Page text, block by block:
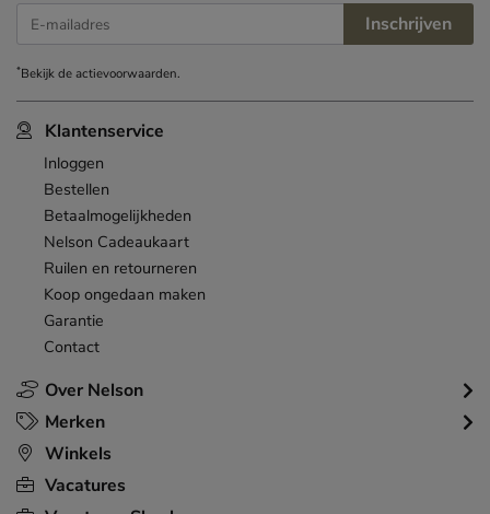
Over Nelson
Klantenservice
Inloggen
Bestellen
Betaalmogelijkheden
Nelson Cadeaukaart
Ruilen en retourneren
Koop ongedaan maken
Garantie
Contact
Merken
Winkels
Vacatures
E-mailadres Inschrijven
*Bekijk deactievoorwaarden.